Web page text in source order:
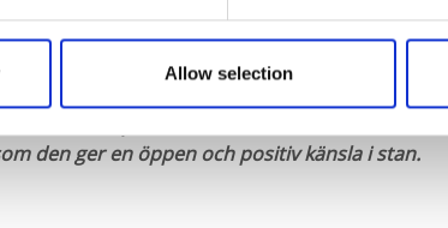
Allow selection
Då fanns inte swish – men numera kan
valfri tid på dygnet.
den ger en öppen och positiv känsla i stan.